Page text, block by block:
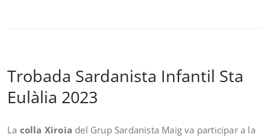
Trobada Sardanista Infantil Sta
Eulàlia 2023
La colla Xiroia del Grup Sardanista Maig va participar a la